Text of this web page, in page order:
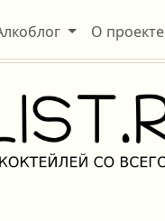
О проекте